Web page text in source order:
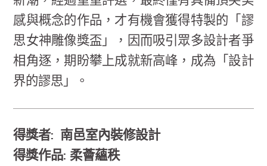
感與概念的作品，才有機會獲得特製的「謬
思女神雕像獎盃」，因而吸引眾多設計者爭
相角逐，期盼攀上成就新高峰，成為「設計
界的謬思」。
得獎者: 南邑室內裝修設計
得獎作品: 柔薈蘊秩